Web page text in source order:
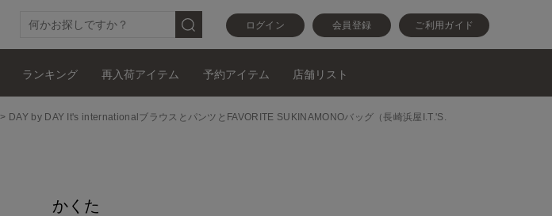
ログイン 会員登録 ご利用ガイド
ランキング 再入荷アイテム 予約アイテム 店舗リスト
DAY by DAY It's internationalブラウスとパンツとFAVORITE SUKINAMONOバッグ（長崎浜屋I.T.'S.
かくた